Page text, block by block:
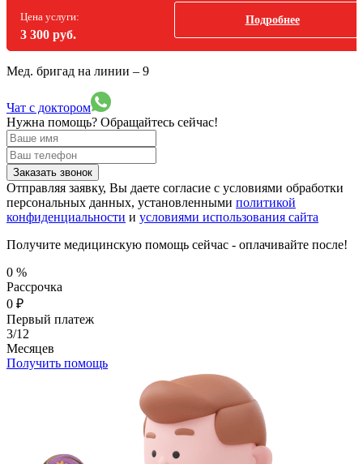
Цена услуги:
3 300 руб.
Подробнее
Мед. бригад на линии – 9
Чат с доктором
Нужна помощь? Обращайтесь сейчас!
Заказать звонок
Отправляя заявку, Вы даете согласие с условиями обработки
персональных данных, установленными политикой
конфиденциальности и условиями использования сайта
Получите медицинскую помощь сейчас - оплачивайте после!
0 %
Рассрочка
0 ₽
Первый платеж
3/12
Месяцев
Получить помощь